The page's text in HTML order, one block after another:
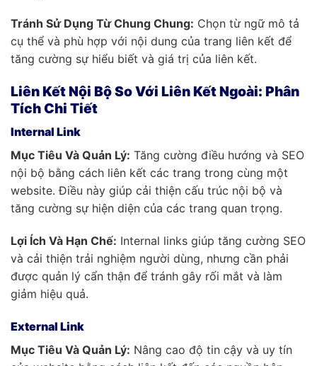
Tránh Sử Dụng Từ Chung Chung: Chọn từ ngữ mô tả
cụ thể và phù hợp với nội dung của trang liên kết để
tăng cường sự hiểu biết và giá trị của liên kết.
Liên Kết Nội Bộ So Với Liên Kết Ngoài: Phân
Tích Chi Tiết
Internal Link
Mục Tiêu Và Quản Lý: Tăng cường điều hướng và SEO
nội bộ bằng cách liên kết các trang trong cùng một
website. Điều này giúp cải thiện cấu trúc nội bộ và
tăng cường sự hiện diện của các trang quan trọng.
Lợi Ích Và Hạn Chế: Internal links giúp tăng cường SEO
và cải thiện trải nghiệm người dùng, nhưng cần phải
được quản lý cẩn thận để tránh gây rối mắt và làm
giảm hiệu quả.
External Link
Mục Tiêu Và Quản Lý: Nâng cao độ tin cậy và uy tín